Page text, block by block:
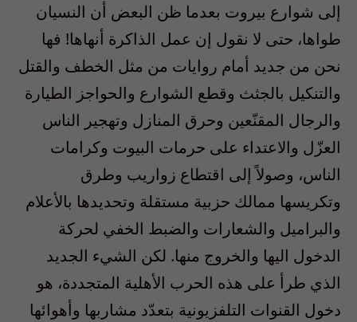
إلى شوارع بيروت بعدما ظن البعض أن النسيان
طواها، حتى لا نقول إن عمل الذاكرة أنهاها! فها
نحن من جديد أمام روايات من مثل الخطف والقتل
والتنكيل بالجثث وقطع الشوارع والحواجز الطيارة
والرجال المقنّعين وحرق المنازل وتهجير الناس
العزّل والاعتداء على حرمات البيوت وكرامات
الناس، وصولاً إلى اقتطاع زواريب وطرق
وتكريسها ممالك حزبية مستقلة وتحديدها بالأعلام
والبراميل والشعارات والضبط الخفي لحركة
الدخول اليها والخروج منها. لكن الشيء الجديد
الذي طرأ على هذه الحرب الأهلية المتجددة، هو
دخول القنوات التلفزيونية بتعدّد مشاربها وأهوائها